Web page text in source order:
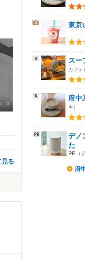
0
る
3 東京
4 スー
カフェ）
5 府中
キ）
デノ
た
PR（
府